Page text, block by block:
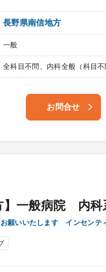
長野県南信地方
一般
全科目不問、内科全般（科目
お問合せ
】一般病院 内科
お願いいたします インセン